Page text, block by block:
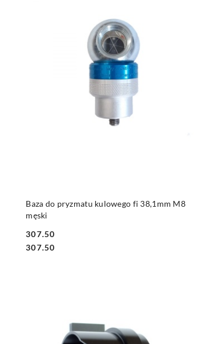
Baza do pryzmatu kulowego fi 38,1mm M8
męski
Cena:
307.50
Cena:
307.50